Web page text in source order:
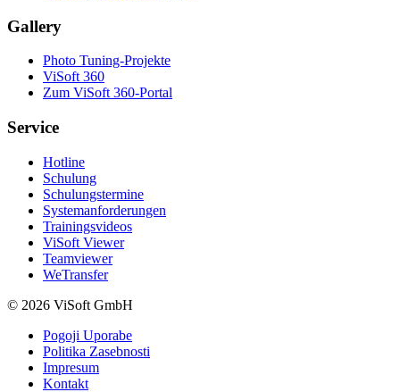
Gallery
Photo Tuning-Projekte
ViSoft 360
Zum ViSoft 360-Portal
Service
Hotline
Schulung
Schulungstermine
Systemanforderungen
Trainingsvideos
ViSoft Viewer
Teamviewer
WeTransfer
© 2026 ViSoft GmbH
Pogoji Uporabe
Politika Zasebnosti
Impresum
Kontakt